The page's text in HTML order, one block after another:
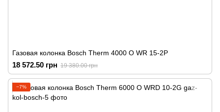
Газовая колонка Bosch Therm 4000 O WR 15-2P
18 572.50 грн 19 380.00 грн
−7%